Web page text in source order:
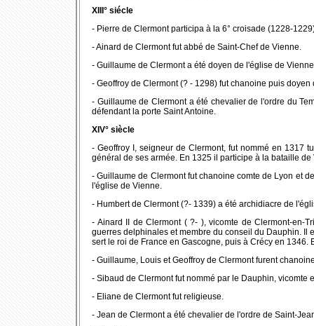
XIII° siécle
- Pierre de Clermont participa à la 6° croisade (1228-
- Ainard de Clermont fut abbé de Saint-Chef de Vienne.
- Guillaume de Clermont a été doyen de l'église de
- Geoffroy de Clermont (? - 1298) fut chanoine puis
- Guillaume de Clermont a été chevalier de l'ordre du
défendant la porte Saint Antoine.
XIV° siècle
- Geoffroy I, seigneur de Clermont, fut nommé en 1317
général de ses armée. En 1325 il participe à la bataille
- Guillaume de Clermont fut chanoine comte de Lyon et
l'église de Vienne.
- Humbert de Clermont (?- 1339) a été archidiacre de
- Ainard II de Clermont ( ?- ), vicomte de Clermont-en-
guerres delphinales et membre du conseil du Dauphin. Il
sert le roi de France en Gascogne, puis à Crécy en 1346.
- Guillaume, Louis et Geoffroy de Clermont furent
- Sibaud de Clermont fut nommé par le Dauphin, vicomte
- Eliane de Clermont fut religieuse.
- Jean de Clermont a été chevalier de l'ordre de Saint-